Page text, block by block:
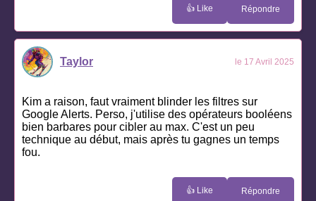
👍 Like Répondre
Taylor le 17 Avril 2025
Kim a raison, faut vraiment blinder les filtres sur
Google Alerts. Perso, j'utilise des opérateurs booléens
bien barbares pour cibler au max. C'est un peu
technique au début, mais après tu gagnes un temps
fou.
👍 Like Répondre